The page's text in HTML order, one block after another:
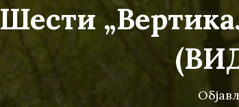
Шести